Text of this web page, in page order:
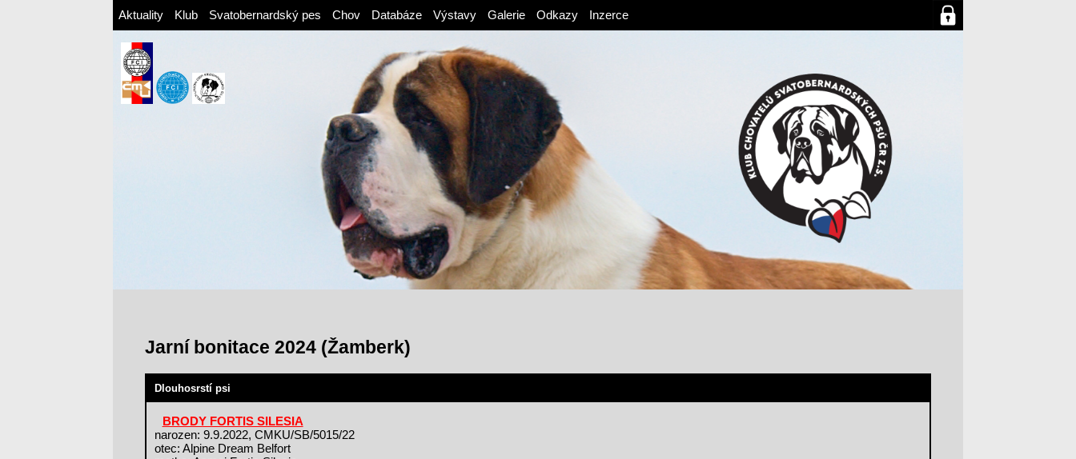
Aktuality Klub Svatobernardský pes Chov Databáze Výstavy Galerie Odkazy Inzerce
Jarní bonitace 2024 (Žamberk)
Dlouhosrstí psi
BRODY FORTIS SILESIA
narozen: 9.9.2022, CMKU/SB/5015/22
otec: Alpine Dream Belfort